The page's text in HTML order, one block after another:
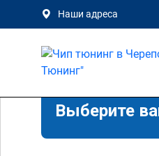
Наши адреса
Выберите